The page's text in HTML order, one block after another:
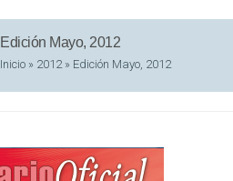
Edición Mayo, 2012
Inicio » 2012» Edición Mayo, 2012